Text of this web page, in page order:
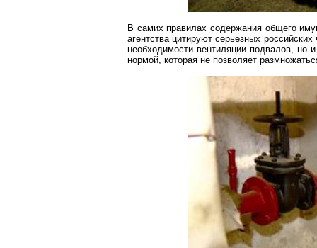
В самих правилах содержания общего
агентства цитируют серьезных
необходимости вентиляции подвалов, но
нормой, которая не позволяет